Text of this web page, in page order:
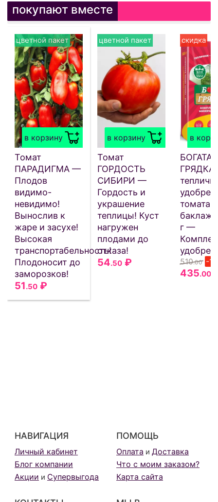
покупают вместе
в корзину
цветной пакет
Томат
ПАРАДИГМА —
Плодов
видимо-
невидимо!
Вынослив к
жаре и засухе!
Высокая
транспортабельность!
Плодоносит до
заморозков!
51.50 ₽
в корзину
цветной пакет
Томат
ГОРДОСТЬ
СИБИРИ —
Гордость и
украшение
теплицы! Куст
нагружен
плодами до
отказа!
54.50 ₽
в
скидка
БОГАТАЯ
ГРЯДКА
томата,
г —
510.00 -
435.00
НАВИГАЦИЯ
Личный кабинет
Блог компании
Акции и Супервыгода
ПОМОЩЬ
Оплата и Доставка
Что с моим заказом?
Карта сайта